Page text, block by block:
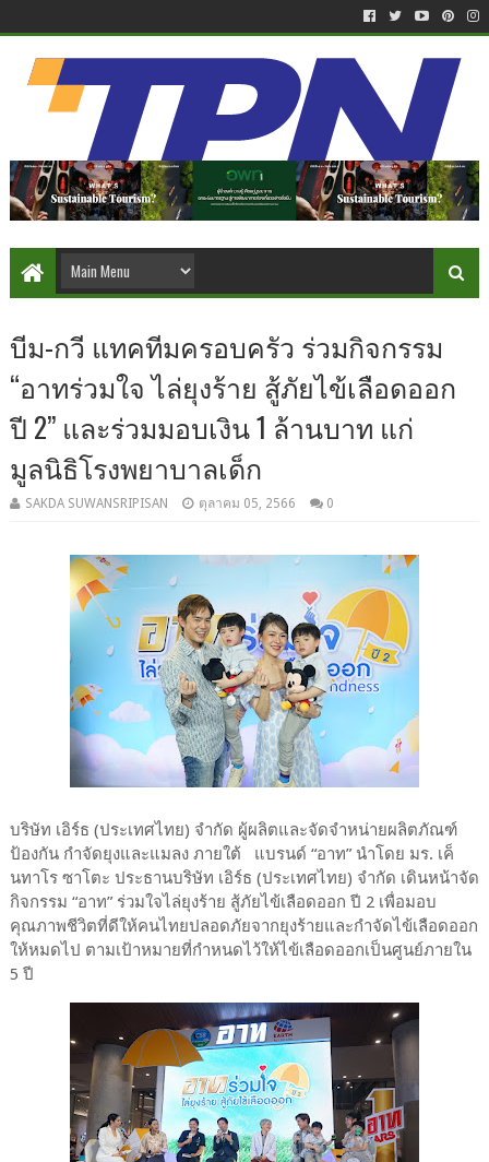
บีม-กวี แทคทีมครอบครัว ร่วมกิจกรรม
“อาทร่วมใจ ไล่ยุงร้าย สู้ภัยไข้เลือดออก
ปี 2” และร่วมมอบเงิน 1 ล้านบาท แก่
มูลนิธิโรงพยาบาลเด็ก
SAKDA SUWANSRIPISAN ตุลาคม 05, 2566 0
บริษัท เอิร์ธ (ประเทศไทย) จำกัด ผู้ผลิตและจัดจำหน่ายผลิตภัณฑ์
ป้องกัน กำจัดยุงและแมลง ภายใต้ แบรนด์ “อาท” นำโดย มร. เค็
นทาโร ซาโตะ ประธานบริษัท เอิร์ธ (ประเทศไทย) จำกัด เดินหน้าจัด
กิจกรรม “อาท” ร่วมใจไล่ยุงร้าย สู้ภัยไข้เลือดออก ปี 2 เพื่อมอบ
คุณภาพชีวิตที่ดีให้คนไทยปลอดภัยจากยุงร้ายและกำจัดไข้เลือดออก
ให้หมดไป ตามเป้าหมายที่กำหนดไว้ให้ไข้เลือดออกเป็นศูนย์ภายใน
5 ปี